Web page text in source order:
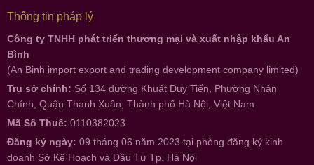
Thông tin pháp lý
Công ty TNHH phát triển thương mại và xuất nhập khẩu An
Bình
(An Binh import export and trading development company limited)
Trụ sở chính: Số 134 đường Khuất Duy Tiến, Phường Nhân
Chính, Quận Thanh Xuân, Thành phố Hà Nội, Việt Nam
Mã Số Thuế: 0110382023
Đăng ký ngày: 09 tháng 06 năm 2023 tại phòng đăng ký kinh
doanh Sở Kế Hoạch và Đầu Tư Tp. Hà Nội